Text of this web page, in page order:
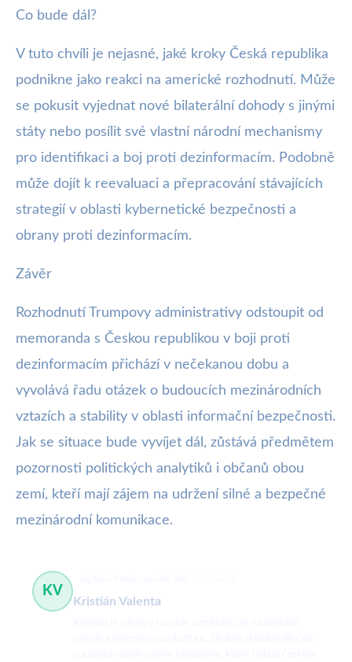
Co bude dál?
V tuto chvíli je nejasné, jaké kroky Česká republika
podnikne jako reakci na americké rozhodnutí. Může
se pokusit vyjednat nové bilaterální dohody s jinými
státy nebo posílit své vlastní národní mechanismy
pro identifikaci a boj proti dezinformacím. Podobně
může dojít k reevaluaci a přepracování stávajících
strategií v oblasti kybernetické bezpečnosti a
obrany proti dezinformacím.
Závěr
Rozhodnutí Trumpovy administrativy odstoupit od
memoranda s Českou republikou v boji proti
dezinformacím přichází v nečekanou dobu a
vyvolává řadu otázek o budoucích mezinárodních
vztazích a stability v oblasti informační bezpečnosti.
Jak se situace bude vyvíjet dál, zůstává předmětem
pozornosti politických analytiků i občanů obou
zemí, kteří mají zájem na udržení silné a bezpečné
mezinárodní komunikace.
KV
Kristián Valenta